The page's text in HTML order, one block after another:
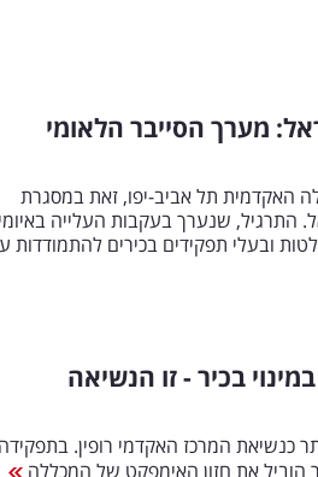
מערך הסייבר הלאומי
האקדמית תל אביב-יפו, זאת במסגרת
התרגיל, שנערך בעקבות העלייה באיומי
ובעלי תפקידים בכירים להתמודדות
בכיר - זו הנשיאה
כנשיאת המרכז האקדמי רופין. בתפקידה
הוביל את חזון האימפקט של המכללה